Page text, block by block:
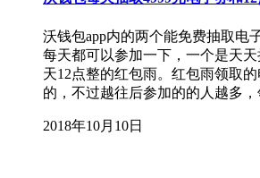
沃钱包app内的两个能免费抽取电
每天都可以参加一下，一个是天
天12点整的红包雨。红包雨领取
的，不过越往后参加的的人越多
2018年10月10日